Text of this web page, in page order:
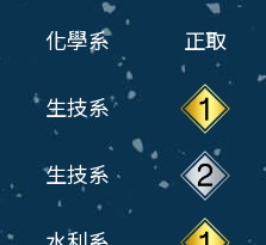
化學系 正取
生技系
生技系